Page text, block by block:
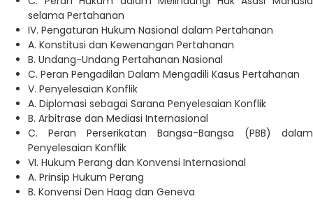
selama Pertahanan
IV. Pengaturan Hukum Nasional dalam Pertahanan
A. Konstitusi dan Kewenangan Pertahanan
B. Undang-Undang Pertahanan Nasional
C. Peran Pengadilan Dalam Mengadili Kasus Pertahanan
V. Penyelesaian Konflik
A. Diplomasi sebagai Sarana Penyelesaian Konflik
B. Arbitrase dan Mediasi Internasional
C. Peran Perserikatan Bangsa-Bangsa (PBB) dalam
Penyelesaian Konflik
VI. Hukum Perang dan Konvensi Internasional
A. Prinsip Hukum Perang
B. Konvensi Den Haag dan Geneva